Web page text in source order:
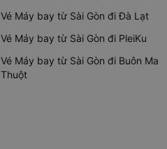
Vé Máy bay từ Sài Gòn đi Đà Lạt
Vé Máy bay từ Sài Gòn đi PleiKu
Vé Máy bay từ Sài Gòn đi Buôn Ma
Thuột